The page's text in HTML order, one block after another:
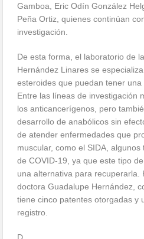
Gamboa, Eric Odín González
Peña Ortiz, quienes continúan
investigación.
De esta forma, el laboratorio de
Hernández Linares se
esteroides que puedan tener una
Entre las líneas de investigación
los anticancerígenos, pero
desarrollo de anabólicos sin
de atender enfermedades que
muscular, como el SIDA,
de COVID-19, ya que este tipo
una alternativa para recuperarla.
doctora Guadalupe Hernández,
tiene cinco patentes otorgadas y
registro.